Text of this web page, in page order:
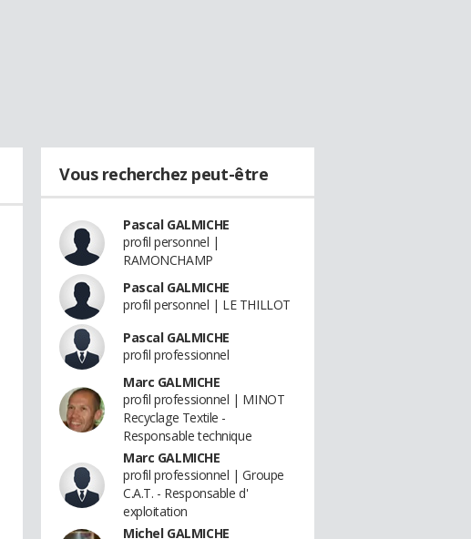
Vous recherchez peut-être
Pascal GALMICHE
profil personnel |
RAMONCHAMP
Pascal GALMICHE
profil personnel | LE THILLOT
Pascal GALMICHE
profil professionnel
Marc GALMICHE
profil professionnel | MINOT
Recyclage Textile -
Responsable technique
Marc GALMICHE
profil professionnel | Groupe
C.A.T. - Responsable d'
exploitation
Michel GALMICHE